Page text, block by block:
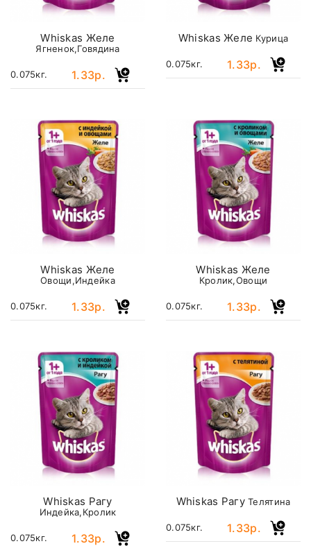
Whiskas Желе
Ягненок,Говядина
0.075кг. 1.33р.
Whiskas Желе Курица
0.075кг. 1.33р.
Whiskas Желе
Овощи,Индейка
0.075кг. 1.33р.
Whiskas Желе
Кролик,Овощи
0.075кг. 1.33р.
Whiskas Рагу
Индейка,Кролик
0.075кг. 1.33р.
Whiskas РагуТелятина
0.075кг. 1.33р.